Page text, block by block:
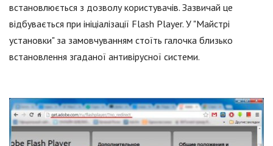
встановлюється з дозволу користувачів. Зазвичай це
відбувається при ініціалізації Flash Player. У "Майстрі
установки" за замовчуванням стоїть галочка близько
встановлення згаданої антивірусної системи.